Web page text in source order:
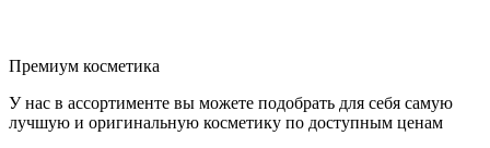
Премиум косметика
У нас в ассортименте вы можете подобрать для себя самую
лучшую и оригинальную косметику по доступным ценам